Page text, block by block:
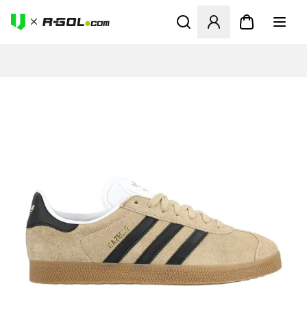
Megnyit egy modált a